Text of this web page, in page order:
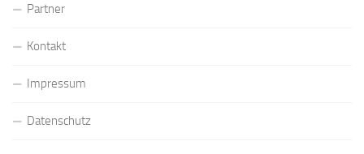
Partner
Kontakt
Impressum
Datenschutz